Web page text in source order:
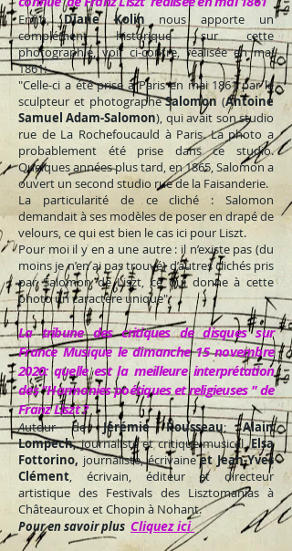
Enfin,Diane Kolin nous apporte un
complément historique sur cette
photographie, voir ci-contre, réalisée en mai
1861:
"Celle-ci a été prise à Paris en mai 1861 par le
sculpteur et photographeSalomon (Antoine
Samuel Adam-Salomon), qui avait son studio
rue de La Rochefoucauld à Paris. La photo a
probablement été prise dans ce studio.
Quelques années plus tard, en 1865, Salomon a
ouvert un second studio rue de la Faisanderie.
La particularité de ce cliché : Salomon
demandait à ses modèles de poser en drapé de
velours, ce qui est bien le cas ici pour Liszt.
Pour moi il y en a une autre : il n’existe pas (du
moins je n’en ai pas trouvé) d’autres clichés pris
par Salomon de Liszt, ce qui donne à cette
photo un caractère unique".
La tribune des critiques de disques sur
France Musique le dimanche 15 novembre
2020: quelle est la meilleure interprétation
des "Harmonies poétiques et religieuses " de
Franz Liszt ?
Autour deJérémie Rousseau;Alain
Lompech,journaliste et critique musical,Elsa
Fottorino, journaliste, écrivaineet Jean-Yves
Clément, écrivain, éditeur et directeur
artistique des Festivals des Lisztomanias à
Châteauroux et Chopin à Nohant.
Pour en savoir plus Cliquez ici